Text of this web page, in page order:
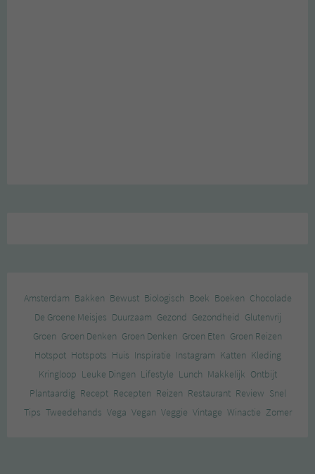
Amsterdam Bakken Bewust Biologisch Boek Boeken Chocolade
De Groene Meisjes Duurzaam Gezond Gezondheid Glutenvrij
Groen Groen Denken Groen Denken Groen Eten Groen Reizen
Hotspot Hotspots Huis Inspiratie Instagram Katten Kleding
Kringloop Leuke Dingen Lifestyle Lunch Makkelijk Ontbijt
Plantaardig Recept Recepten Reizen Restaurant Review Snel
Tips Tweedehands Vega Vegan Veggie Vintage Winactie Zomer